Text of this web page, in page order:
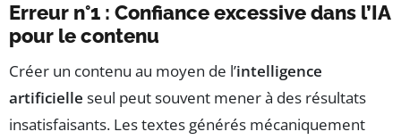
Erreur n°1 : Confiance excessive dans l’IA
pour le contenu
Créer un contenu au moyen de l’intelligence
artificielle seul peut souvent mener à des résultats
insatisfaisants. Les textes générés mécaniquement